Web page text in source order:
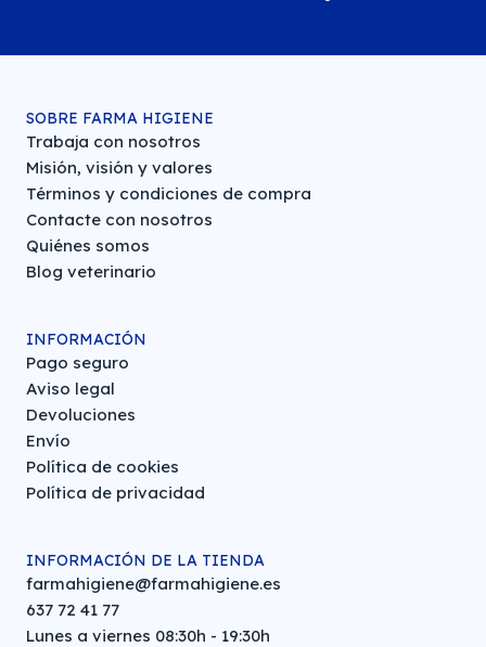
SOBRE FARMA HIGIENE
Trabaja con nosotros
Misión, visión y valores
Términos y condiciones de compra
Contacte con nosotros
Quiénes somos
Blog veterinario
INFORMACIÓN
Pago seguro
Aviso legal
Devoluciones
Envío
Política de cookies
Política de privacidad
INFORMACIÓN DE LA TIENDA
farmahigiene@farmahigiene.es
637 72 41 77
Lunes a viernes 08:30h - 19:30h